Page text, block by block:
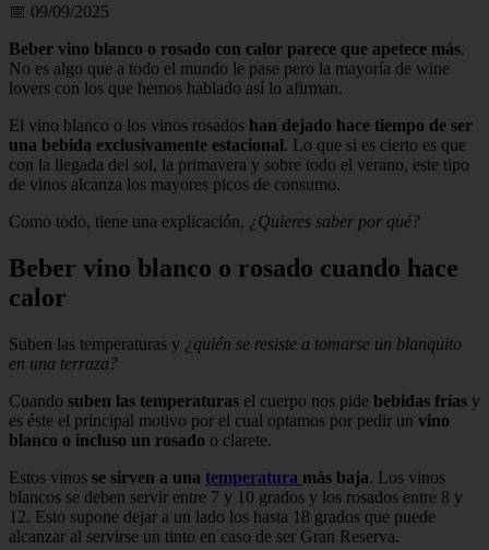
📅 09/09/2025
Beber vino blanco o rosado con calor parece que apetece más.
No es algo que a todo el mundo le pase pero la mayoría de wine
lovers con los que hemos hablado así lo afirman.
El vino blanco o los vinos rosados han dejado hace tiempo de ser
una bebida exclusivamente estacional. Lo que si es cierto es que
con la llegada del sol, la primavera y sobre todo el verano, este tipo
de vinos alcanza los mayores picos de consumo.
Como todo, tiene una explicación, ¿Quieres saber por qué?
Beber vino blanco o rosado cuando hace
calor
Suben las temperaturas y ¿quién se resiste a tomarse un blanquito
en una terraza?
Cuando suben las temperaturas el cuerpo nos pide bebidas frías y
es éste el principal motivo por el cual optamos por pedir un vino
blanco o incluso un rosado o clarete.
Estos vinos se sirven a una temperatura más baja. Los vinos
blancos se deben servir entre 7 y 10 grados y los rosados entre 8 y
12. Esto supone dejar a un lado los hasta 18 grados que puede
alcanzar al servirse un tinto en caso de ser Gran Reserva.